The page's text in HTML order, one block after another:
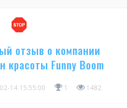
отзыв о компании
красоты Funny Boom
14 15:55:00 1 1482